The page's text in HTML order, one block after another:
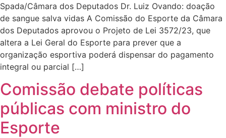
Spada/Câmara dos Deputados Dr. Luiz Ovando: doação
de sangue salva vidas A Comissão do Esporte da Câmara
dos Deputados aprovou o Projeto de Lei 3572/23, que
altera a Lei Geral do Esporte para prever que a
organização esportiva poderá dispensar do pagamento
integral ou parcial […]
Comissão debate políticas
públicas com ministro do
Esporte